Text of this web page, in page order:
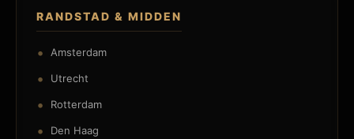
RANDSTAD & MIDDEN
Amsterdam
Utrecht
Rotterdam
Den Haag